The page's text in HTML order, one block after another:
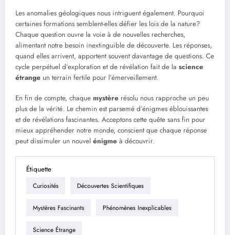
Les anomalies géologiques nous intriguent également. Pourquoi
certaines formations semblent-elles défier les lois de la nature?
Chaque question ouvre la voie à de nouvelles recherches,
alimentant notre besoin inextinguible de découverte. Les réponses,
quand elles arrivent, apportent souvent davantage de questions. Ce
cycle perpétuel d’exploration et de révélation fait de la science
étrange un terrain fertile pour l’émerveillement.
En fin de compte, chaque mystère résolu nous rapproche un peu
plus de la vérité. Le chemin est parsemé d’énigmes éblouissantes
et de révélations fascinantes. Acceptons cette quête sans fin pour
mieux appréhender notre monde, conscient que chaque réponse
peut dissimuler un nouvel énigme à découvrir.
Étiquette
Curiosités Découvertes Scientifiques
Mystères Fascinants Phénomènes Inexplicables
Science Étrange